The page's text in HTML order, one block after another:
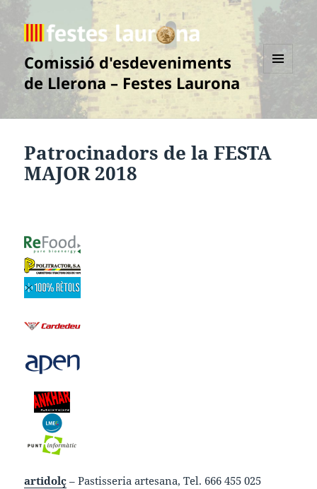
Comissió d'esdeveniments
de Llerona – Festes Laurona
Patrocinadors de la FESTA
MAJOR 2018
artidolç – Pastisseria artesana, Tel. 666 455 025